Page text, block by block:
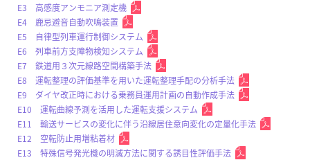
E3 高感度アンモニア測定機
E4 鹿忌避音自動吹鳴装置
E5 自律型列車運行制御システム
E6 列車前方支障物検知システム
E7 鉄道用３次元線路空間構築手法
E8 運転整理の評価基準を用いた運転整理手配の分析手法
E9 ダイヤ改正時における乗務員運用計画の自動作成手法
E10 運転曲線予測を活用した運転支援システム
E11 輸送サービスの変化に伴う沿線居住意向変化の定量化手法
E12 空転防止用増粘着材
E13 特殊信号発光機の明滅方法に関する誘目性評価手法